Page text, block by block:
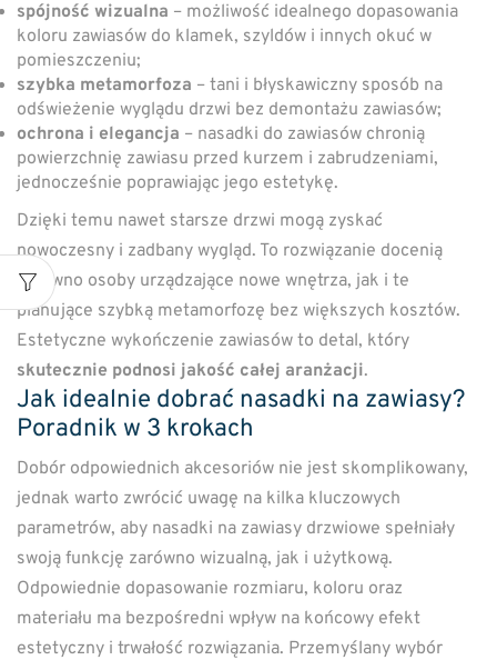
spójność wizualna – możliwość idealnego dopasowania
koloru zawiasów do klamek, szyldów i innych okuć w
pomieszczeniu;
szybka metamorfoza – tani i błyskawiczny sposób na
odświeżenie wyglądu drzwi bez demontażu zawiasów;
ochrona i elegancja – nasadki do zawiasów chronią
powierzchnię zawiasu przed kurzem i zabrudzeniami,
jednocześnie poprawiając jego estetykę.
Dzięki temu nawet starsze drzwi mogą zyskać
nowoczesny i zadbany wygląd. To rozwiązanie docenią
zarówno osoby urządzające nowe wnętrza, jak i te
planujące szybką metamorfozę bez większych kosztów.
Estetyczne wykończenie zawiasów to detal, który
skutecznie podnosi jakość całej aranżacji.
Jak idealnie dobrać nasadki na zawiasy?
Poradnik w 3 krokach
Dobór odpowiednich akcesoriów nie jest skomplikowany,
jednak warto zwrócić uwagę na kilka kluczowych
parametrów, aby nasadki na zawiasy drzwiowe spełniały
swoją funkcję zarówno wizualną, jak i użytkową.
Odpowiednie dopasowanie rozmiaru, koloru oraz
materiału ma bezpośredni wpływ na końcowy efekt
estetyczny i trwałość rozwiązania. Przemyślany wybór